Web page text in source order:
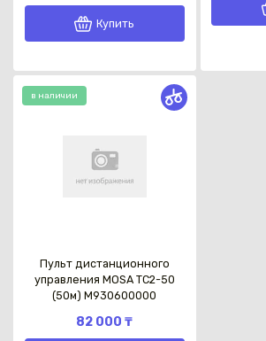
Купить
в наличии
Пульт дистанционного
управления MOSA TC2-50
(50м) M930600000
82 000 ₸